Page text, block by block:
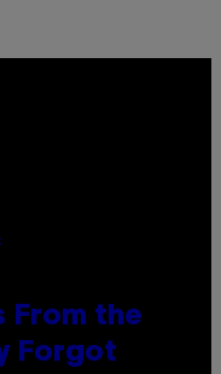
From the
Forgot